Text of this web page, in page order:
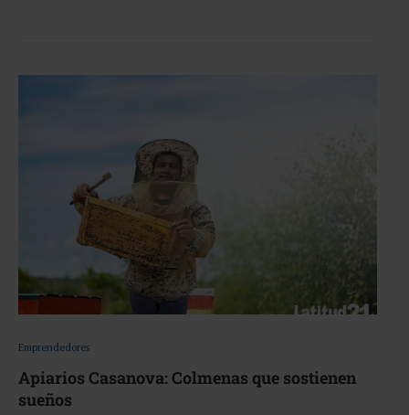
Emprendedores
Apiarios Casanova: Colmenas que sostienen
sueños